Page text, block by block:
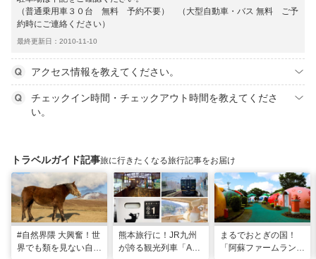
（普通乗用車３０台 無料 予約不要） （大型自動車・バス 無料 ご予
約時にご連絡ください）
最終更新日：2010-11-10
アクセス情報を教えてください。
チェックイン時間・チェックアウト時間を教えてくださ
い。
トラベルガイド記事旅に行きたくなる旅行記事をお届け
#自然界隈 大興奮！世
界でも類を見ない自然
熊本旅行に！JR九州
が誇る観光列車「A列
まるでおとぎの国！
「阿蘇ファームラン